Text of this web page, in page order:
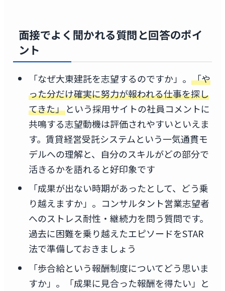
面接でよく聞かれる質問と回答のポイ
ント
「なぜ大東建託を志望するのですか」。「や
った分だけ確実に努力が報われる仕事を探し
てきた」という採用サイトの社員コメントに
共鳴する志望動機は評価されやすいといえま
す。賃貸経営受託システムという一気通貫モ
デルへの理解と、自分のスキルがどの部分で
活きるかを語れると好印象です
「成果が出ない時期があったとして、どう乗
り越えますか」。コンサルタント営業志望者
へのストレス耐性・継続力を問う質問です。
過去に困難を乗り越えたエピソードをSTAR
法で準備しておきましょう
「歩合給という報酬制度についてどう思いま
すか」。「成果に見合った報酬を得たい」と